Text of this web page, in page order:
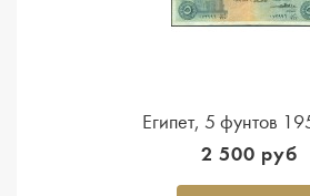
Египет, 5 фунтов
2 500 руб